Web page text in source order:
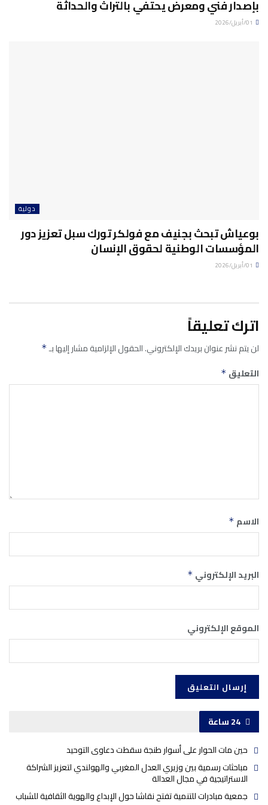
بإصدار فني ومعرض يحتفي بالتراث والحداثة
دولية
بوعياش تبحث بجنيف مع فولكر تورك سبل تعزيز دور
المؤسسات الوطنية لحقوق الإنسان
اترك تعليقاً
لن يتم نشر عنوان بريدك الإلكتروني.الحقول الإلزامية مشار إليها بـ*
التعليق *
الاسم *
البريد الإلكتروني *
الموقع الإلكتروني
24 ساعة
حين مات الحوار على أسوار طنجة سقطت دعاوى التوحيد
مباحثات رسمية بين وزيري العدل المغربي والهولندي لتعزيز الشراكة
الاستراتيجية في مجال العدالة
جمعية مبادرات للتنمية تفتح نقاشا حول الإبداع والهوية الثقافية للشباب